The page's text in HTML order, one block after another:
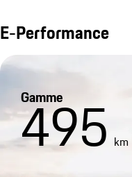
E-Performance
Gamme
495 km